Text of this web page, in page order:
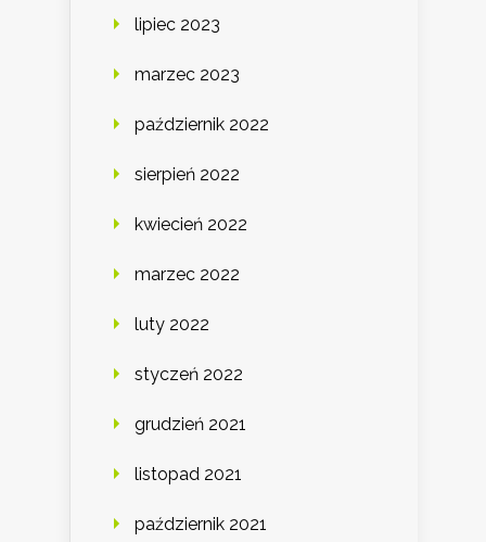
lipiec 2023
marzec 2023
październik 2022
sierpień 2022
kwiecień 2022
marzec 2022
luty 2022
styczeń 2022
grudzień 2021
listopad 2021
październik 2021